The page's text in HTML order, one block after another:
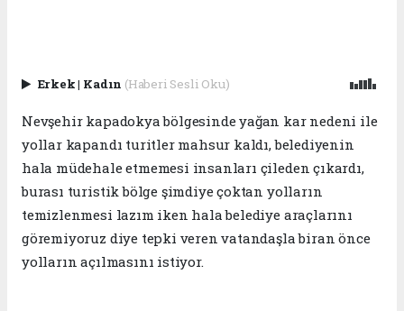
Erkek| Kadın (Haberi Sesli Oku)
Nevşehir kapadokya bölgesinde yağan kar nedeni ile
yollar kapandı turitler mahsur kaldı, belediyenin
hala müdehale etmemesi insanları çileden çıkardı,
burası turistik bölge şimdiye çoktan yolların
temizlenmesi lazım iken hala belediye araçlarını
göremiyoruz diye tepki veren vatandaşla biran önce
yolların açılmasını istiyor.